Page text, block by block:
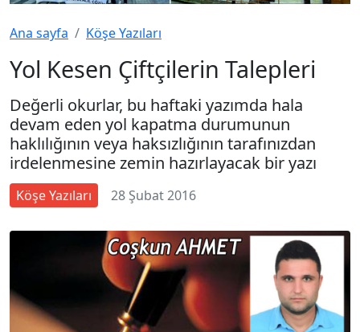
Ana sayfa Köşe Yazıları
Yol Kesen Çiftçilerin Talepleri
Değerli okurlar, bu haftaki yazımda hala
devam eden yol kapatma durumunun
haklılığının veya haksızlığının tarafınızdan
irdelenmesine zemin hazırlayacak bir yazı
Köşe Yazıları 28 Şubat 2016